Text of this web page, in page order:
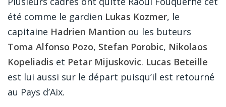
été comme le gardien Lukas Kozmer, le
capitaine Hadrien Mantion ou les buteurs
Toma Alfonso Pozo, Stefan Porobic, Nikolaos
Kopeliadis et Petar Mijuskovic. Lucas Beteille
est lui aussi sur le départ puisqu’il est retourné
au Pays d’Aix.